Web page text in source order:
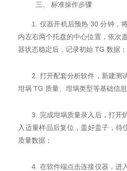
三、 标准操作步骤
1. 仪器开机后预热 30 分钟，
内左右两个托盘的中心位置，依次
器状态稳定后，记录初始 TG 数据；
2. 打开配套分析软件，新建测
坩埚 TG 质量、坩埚类型等基础信息
3. 完成坩埚质量录入后，打开
入适量样品后复位，盖好盖子，待
质量数据；
4. 在软件端点击连接仪器，进